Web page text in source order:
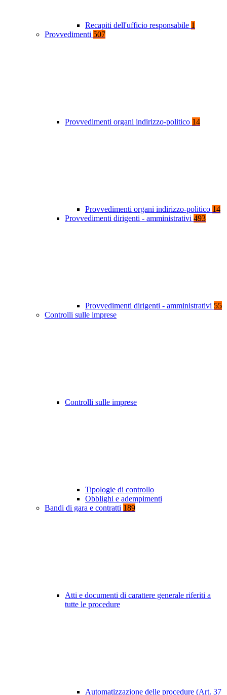
Recapiti dell'ufficio responsabile 1
Provvedimenti 507
Provvedimenti organi indirizzo-politico 14
Provvedimenti organi indirizzo-politico 14
Provvedimenti dirigenti - amministrativi 493
Provvedimenti dirigenti - amministrativi 55
Controlli sulle imprese
Controlli sulle imprese
Tipologie di controllo
Obblighi e adempimenti
Bandi di gara e contratti 189
Atti e documenti di carattere generale riferiti a
tutte le procedure
Automatizzazione delle procedure (Art. 37